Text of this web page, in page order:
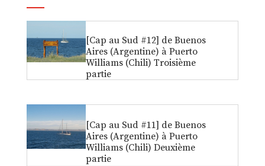
[Cap au Sud #12] de Buenos
Aires (Argentine) à Puerto
Williams (Chili) Troisième
partie
[Cap au Sud #11] de Buenos
Aires (Argentine) à Puerto
Williams (Chili) Deuxième
partie